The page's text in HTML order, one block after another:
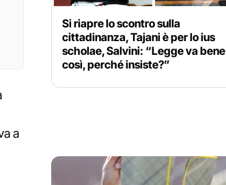
a
Si riapre lo scontro sulla
cittadinanza, Tajani è per lo ius
scholae, Salvini: “Legge va bene
così, perché insiste?”